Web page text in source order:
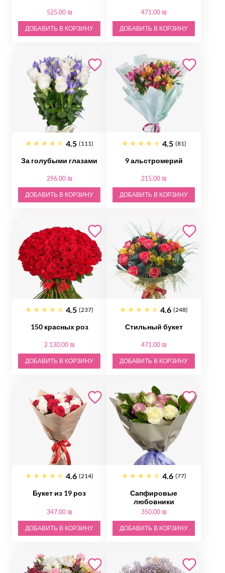
525.00 ₪
ДОБАВИТЬ В КОРЗИНУ
471.00 ₪
ДОБАВИТЬ В КОРЗИНУ
4.5 (111)
За голубыми глазами
296.00 ₪
ДОБАВИТЬ В КОРЗИНУ
4.5 (81)
9 альстромерий
215.00 ₪
ДОБАВИТЬ В КОРЗИНУ
4.5 (237)
150 красных роз
2 130.00 ₪
ДОБАВИТЬ В КОРЗИНУ
4.6 (248)
Стильный букет
471.00 ₪
ДОБАВИТЬ В КОРЗИНУ
4.6 (214)
Букет из 19 роз
347.00 ₪
ДОБАВИТЬ В КОРЗИНУ
4.6 (77)
Сапфировые
любовники
350.00 ₪
ДОБАВИТЬ В КОРЗИНУ